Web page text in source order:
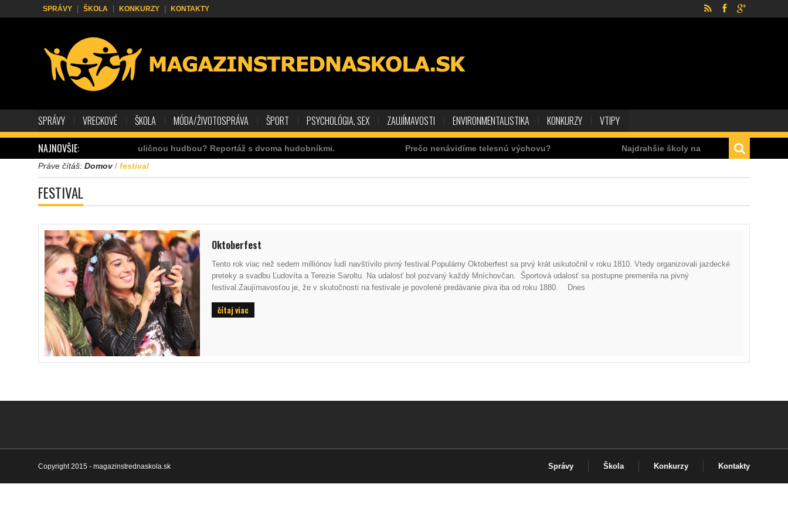
SPRÁVY ŠKOLA KONKURZY KONTAKTY
SPRÁVY VRECKOVÉ ŠKOLA MÓDA/ŽIVOTOSPRÁVA ŠPORT PSYCHOLÓGIA, SEX ZAUJÍMAVOSTI ENVIRONMENTALISTIKA KONKURZY
VTIPY
NAJNOVŠIE:Ako zarábať s pouličnou hudbou? Reportáž s dvoma hudobníkmi. Prečo nenávidíme telesnú výchovu? Najdrahšie školy na svete
Práve čítáš: Domov/ festival
FESTIVAL
Oktoberfest
Tento rok viac než sedem milliónov ĺudí navštívilo pivný festival.Populárny Oktoberfest sa prvý krát uskutočnil v roku 1810. Vtedy organizovali jazdecké
preteky a svadbu Ľudovíta a Terezie Saroltu. Na udalosť bol pozvaný každý Mníchovčan. Športová udalosť sa postupne premenila na pivný
festival.Zaujímavosťou je, že v skutočnosti na festivale je povolené predávanie piva iba od roku 1880. Dnes
čítaj viac
Copyright 2015 - magazinstrednaskola.sk Správy Škola Konkurzy Kontakty